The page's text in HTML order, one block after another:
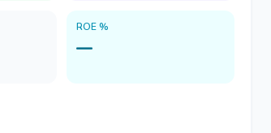
ROE %
—